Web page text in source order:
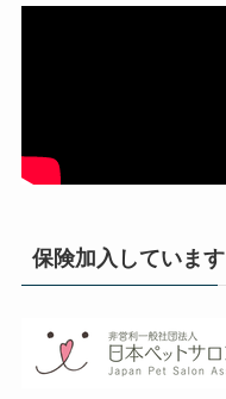
保険加入しています